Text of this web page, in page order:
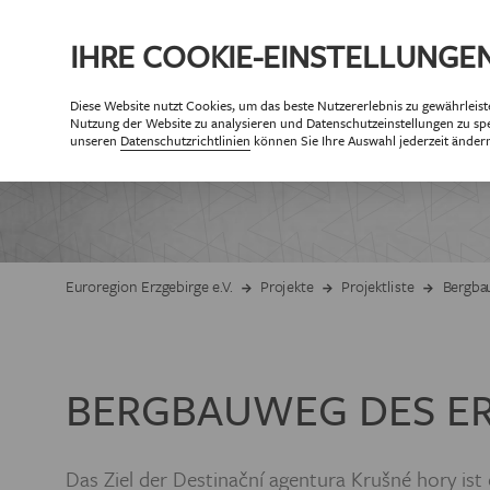
Partner der
ZIELSETZUNG
Euroregion Erzgebirge e.V. Projekte Projektliste
BERGBAUWEG DES
Das Ziel der Destinační agentura Krušné hory
IHRE COOKIE-
DieseWebsite nutzt Cookies, um das beste Nutzererlebnis zu
Nutzung derWebsitezu analysieren und Datenschutzeinstellungen zu
unseren Datenschutzrichtlinien können Sie Ihre Auswahl jederzeit